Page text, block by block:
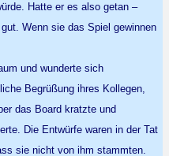
Hatte er es also getan –
Wenn sie das Spiel gewinnen
und wunderte sich
Begrüßung ihres Kollegen,
das Board kratzte und
Die Entwürfe waren in der Tat
sie nicht von ihm stammten.